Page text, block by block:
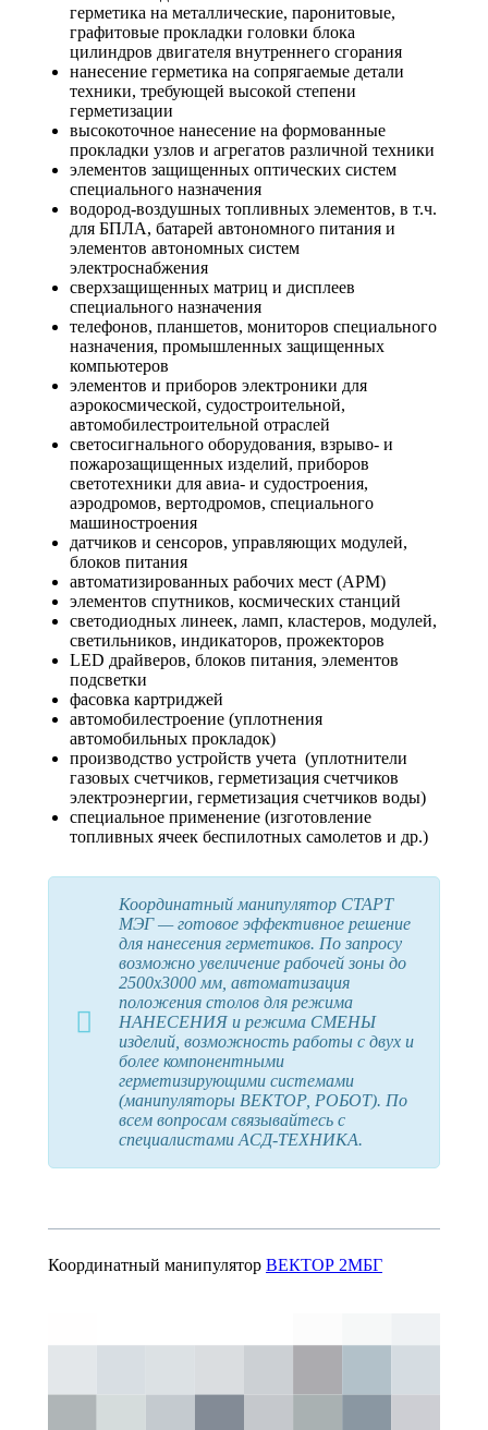
герметика на металлические, паронитовые,
графитовые прокладки головки блока
цилиндров двигателя внутреннего сгорания
нанесение герметика на сопрягаемые детали
техники, требующей высокой степени
герметизации
высокоточное нанесение на формованные
прокладки узлов и агрегатов различной техники
элементов защищенных оптических систем
специального назначения
водород-воздушных топливных элементов, в т.ч.
для БПЛА, батарей автономного питания и
элементов автономных систем
электроснабжения
сверхзащищенных матриц и дисплеев
специального назначения
телефонов, планшетов, мониторов специального
назначения, промышленных защищенных
компьютеров
элементов и приборов электроники для
аэрокосмической, судостроительной,
автомобилестроительной отраслей
светосигнального оборудования, взрыво- и
пожарозащищенных изделий, приборов
светотехники для авиа- и судостроения,
аэродромов, вертодромов, специального
машиностроения
датчиков и сенсоров, управляющих модулей,
блоков питания
автоматизированных рабочих мест (АРМ)
элементов спутников, космических станций
светодиодных линеек, ламп, кластеров, модулей,
светильников, индикаторов, прожекторов
LED драйверов, блоков питания, элементов
подсветки
фасовка картриджей
автомобилестроение (уплотнения
автомобильных прокладок)
производство устройств учета (уплотнители
газовых счетчиков, герметизация счетчиков
электроэнергии, герметизация счетчиков воды)
специальное применение (изготовление
топливных ячеек беспилотных самолетов и др.)
Координатный манипулятор СТАРТ
МЭГ — готовое эффективное решение
для нанесения герметиков. По запросу
возможно увеличение рабочей зоны до
2500х3000 мм, автоматизация
положения столов для режима
НАНЕСЕНИЯ и режима СМЕНЫ
изделий, возможность работы с двух и
более компонентными
герметизирующими системами
(манипуляторы ВЕКТОР, РОБОТ). По
всем вопросам связывайтесь с
специалистами АСД-ТЕХНИКА.
Координатный манипулятор ВЕКТОР 2МБГ